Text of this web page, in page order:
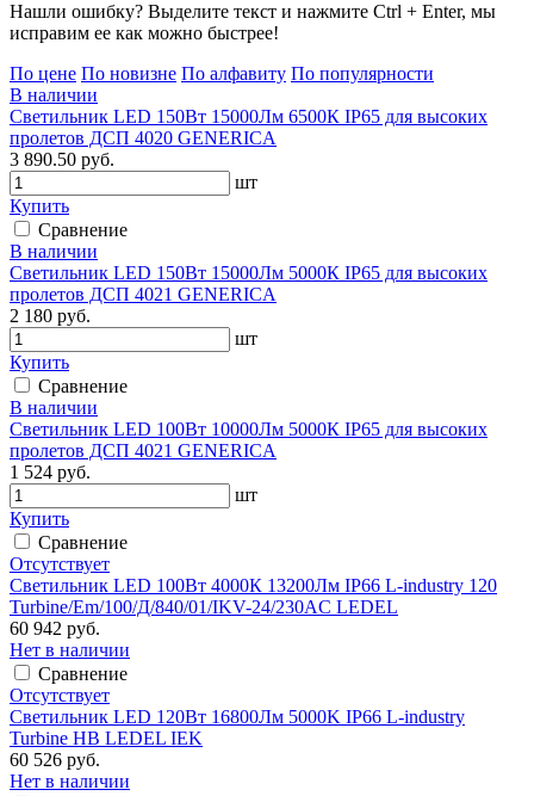
Нашли ошибку? Выделите текст и нажмите Ctrl + Enter, мы
исправим ее как можно быстрее!
По цене По новизне По алфавиту По популярности
В наличии
Светильник LED 150Вт 15000Лм 6500К IP65 для высоких
пролетов ДСП 4020 GENERICA
3 890.50 руб.
шт
Купить
Сравнение
В наличии
Светильник LED 150Вт 15000Лм 5000К IP65 для высоких
пролетов ДСП 4021 GENERICA
2 180 руб.
шт
Купить
Сравнение
В наличии
Светильник LED 100Вт 10000Лм 5000К IP65 для высоких
пролетов ДСП 4021 GENERICA
1 524 руб.
шт
Купить
Сравнение
Отсутствует
Светильник LED 100Вт 4000К 13200Лм IP66 L-industry 120
Turbine/Em/100/Д/840/01/IKV-24/230AC LEDEL
60 942 руб.
Нет в наличии
Сравнение
Отсутствует
Светильник LED 120Вт 16800Лм 5000K IP66 L-industry
Turbine HB LEDEL IEK
60 526 руб.
Нет в наличии